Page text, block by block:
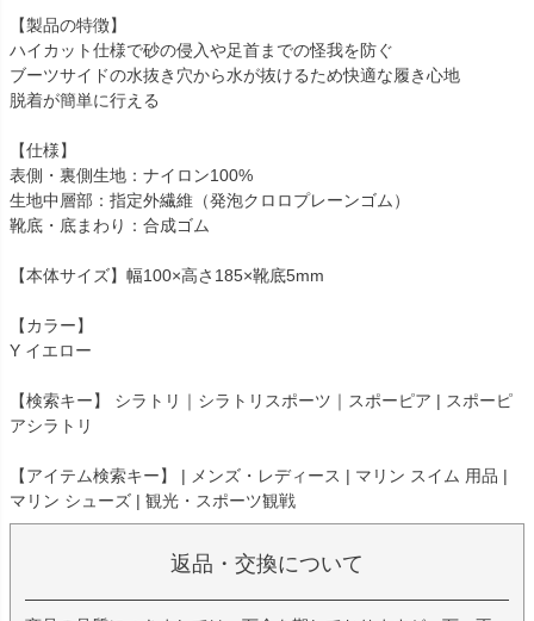
【製品の特徴】
ハイカット仕様で砂の侵入や足首までの怪我を防ぐ
ブーツサイドの水抜き穴から水が抜けるため快適な履き心地
脱着が簡単に行える
【仕様】
表側・裏側生地：ナイロン100%
生地中層部：指定外繊維（発泡クロロプレーンゴム）
靴底・底まわり：合成ゴム
【本体サイズ】幅100×高さ185×靴底5mm
【カラー】
Y イエロー
【検索キー】 シラトリ｜シラトリスポーツ｜スポーピア | スポーピ
アシラトリ
【アイテム検索キー】 | メンズ・レディース | マリン スイム 用品 |
マリン シューズ | 観光・スポーツ観戦
返品・交換について